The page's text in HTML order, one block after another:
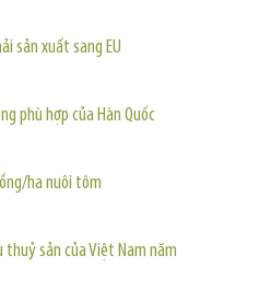
sản xuất sang EU
phù hợp của Hàn Quốc
ha nuôi tôm
sản của Việt Nam năm